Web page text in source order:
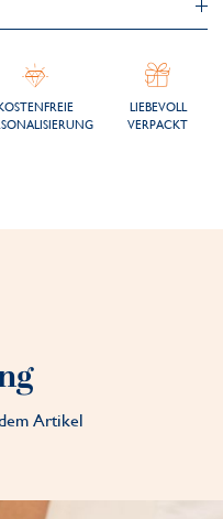
LIEBEVOLL
VERPACKT
Artikel